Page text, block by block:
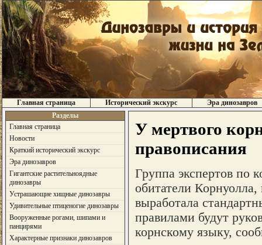
Главная страница Исторический экскурс
Эра динозавров
Разделы
Главная страница
Новости
Краткий исторический экскурс
Эра динозавров
Гигантские растительноядные
динозавры
Устрашающие хищные динозавры
Удивительные птиценогие динозавры
Вооруженные рогами, шипами и
панцирями
Характерные признаки динозавров
У мертвого
правописания
Группа экспертов по
обитатели Корнуолла,
выработала
правилами будут
корнскому языку,